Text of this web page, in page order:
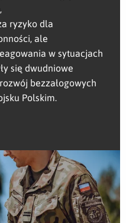
ryzyko dla
ale
w sytuacjach
się dwudniowe
bezzałogowych
Polskim.